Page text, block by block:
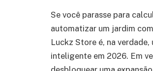
Se você parasse para
automatizar um jardim
Luckz Store é, na
inteligente em 2026. Em